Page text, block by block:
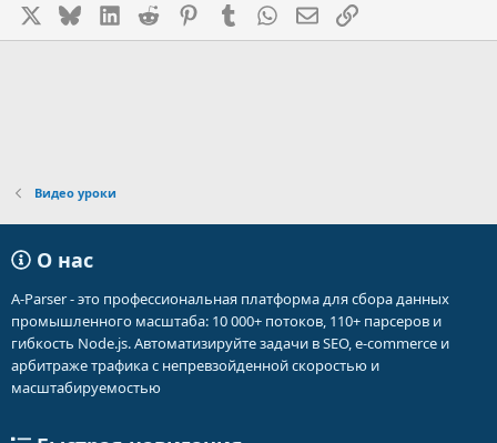
BlueskyLinkedIn
Reddit PinterestTumblr WhatsApp
Электронная почта
Ссылка
Видео уроки
О нас
A-Parser - это профессиональная платформа для сбора данных
промышленного масштаба: 10 000+ потоков, 110+ парсеров и
гибкость Node.js. Автоматизируйте задачи в SEO, e-commerce и
арбитраже трафика с непревзойденной скоростью и
масштабируемостью